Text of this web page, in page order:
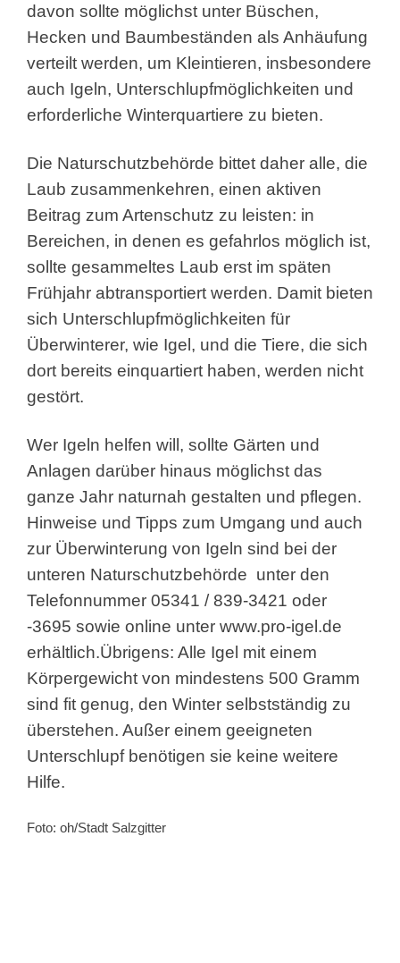
davon sollte möglichst unter Büschen,
Hecken und Baumbeständen als Anhäufung
verteilt werden, um Kleintieren, insbesondere
auch Igeln, Unterschlupfmöglichkeiten und
erforderliche Winterquartiere zu bieten.
Die Naturschutzbehörde bittet daher alle, die
Laub zusammenkehren, einen aktiven
Beitrag zum Artenschutz zu leisten: in
Bereichen, in denen es gefahrlos möglich ist,
sollte gesammeltes Laub erst im späten
Frühjahr abtransportiert werden. Damit bieten
sich Unterschlupfmöglichkeiten für
Überwinterer, wie Igel, und die Tiere, die sich
dort bereits einquartiert haben, werden nicht
gestört.
Wer Igeln helfen will, sollte Gärten und
Anlagen darüber hinaus möglichst das
ganze Jahr naturnah gestalten und pflegen.
Hinweise und Tipps zum Umgang und auch
zur Überwinterung von Igeln sind bei der
unteren Naturschutzbehörde unter den
Telefonnummer 05341 / 839-3421 oder
-3695 sowie online unter www.pro-igel.de
erhältlich.Übrigens: Alle Igel mit einem
Körpergewicht von mindestens 500 Gramm
sind fit genug, den Winter selbstständig zu
überstehen. Außer einem geeigneten
Unterschlupf benötigen sie keine weitere
Hilfe.
Foto: oh/Stadt Salzgitter